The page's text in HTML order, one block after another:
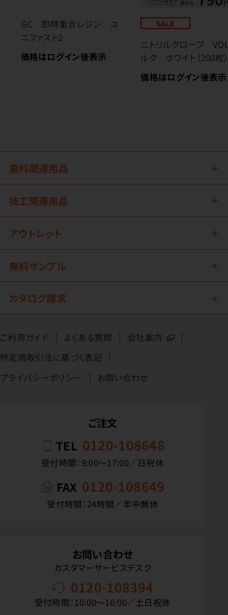
GC 即時重合レジン ユ
ニファスト2
価格はログイン後表示
SALE
ニトリルグローブ
ルク ホワイト（200枚
価格はログイン後表示
歯科関連用品
技工関連用品
アウトレット
無料サンプル
カタログ請求
ご利用ガイド よくある質問
会社案内
特定商取引法に基づく表記
プライバシーポリシー
お問い合わせ
ご注文
TEL 0120-108648
受付時間：9:00〜17:00／日祝休
FAX 0120-108649
受付時間：24時間／年中無休
お問い合わせ
カスタマーサービスデスク
0120-108394
受付時間：10:00〜16:00／土日祝休